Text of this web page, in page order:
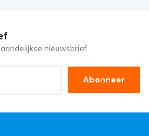
nieuwsbrief
Abonneer